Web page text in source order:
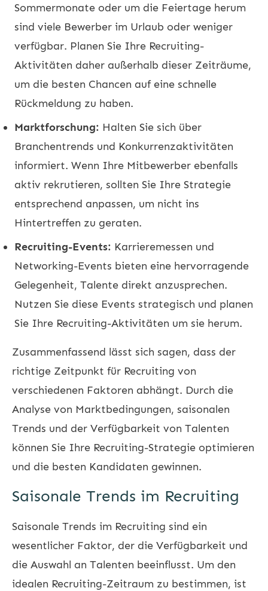
Sommermonate oder um die Feiertage herum
sind viele Bewerber im Urlaub oder weniger
verfügbar. Planen Sie Ihre Recruiting-
Aktivitäten daher außerhalb dieser Zeiträume,
um die besten Chancen auf eine schnelle
Rückmeldung zu haben.
Marktforschung: Halten Sie sich über
Branchentrends und Konkurrenzaktivitäten
informiert. Wenn Ihre Mitbewerber ebenfalls
aktiv rekrutieren, sollten Sie Ihre Strategie
entsprechend anpassen, um nicht ins
Hintertreffen zu geraten.
Recruiting-Events: Karrieremessen und
Networking-Events bieten eine hervorragende
Gelegenheit, Talente direkt anzusprechen.
Nutzen Sie diese Events strategisch und planen
Sie Ihre Recruiting-Aktivitäten um sie herum.
Zusammenfassend lässt sich sagen, dass der
richtige Zeitpunkt für Recruiting von
verschiedenen Faktoren abhängt. Durch die
Analyse von Marktbedingungen, saisonalen
Trends und der Verfügbarkeit von Talenten
können Sie Ihre Recruiting-Strategie optimieren
und die besten Kandidaten gewinnen.
Saisonale Trends im Recruiting
Saisonale Trends im Recruiting sind ein
wesentlicher Faktor, der die Verfügbarkeit und
die Auswahl an Talenten beeinflusst. Um den
idealen Recruiting-Zeitraum zu bestimmen, ist